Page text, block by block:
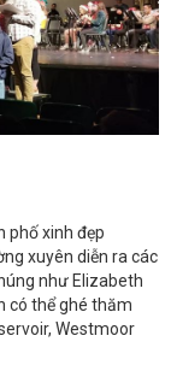
phố xinh đẹp
xuyên diễn ra các
như Elizabeth
có thể ghé thăm
Westmoor